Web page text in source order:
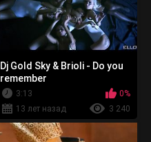
Dj Gold Sky & Brioli - Do you
remember
3:13
0%
13 лет назад
3 240